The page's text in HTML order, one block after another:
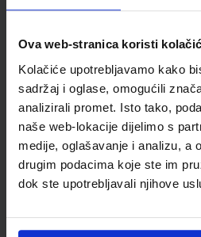
Ova web-stranica koristi
Kolačiće upotrebljavamo kako
sadržaj i oglase, omogućili
analizirali promet. Isto tako,
naše web-lokacije dijelimo s
medije, oglašavanje i analizu, a
drugim podacima koje ste im
dok ste upotrebljavali njihove
Omot PVC za
udžbenike;
413x287; tip